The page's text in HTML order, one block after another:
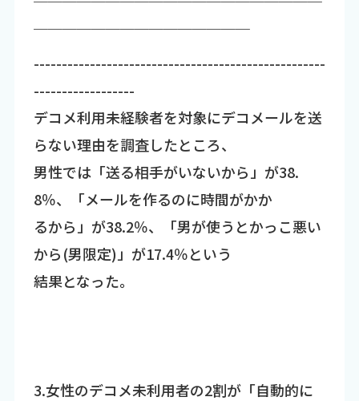
￣￣￣￣￣￣￣￣￣￣￣￣￣￣￣￣￣￣￣￣
￣￣￣￣￣￣￣￣￣￣￣￣￣￣￣
----------------------------------------------------
------------------
デコメ利用未経験者を対象にデコメールを送
らない理由を調査したところ、
男性では「送る相手がいないから」が38.
8％、「メールを作るのに時間がかか
るから」が38.2％、「男が使うとかっこ悪い
から(男限定)」が17.4％という
結果となった。
3.女性のデコメ未利用者の2割が「自動的に